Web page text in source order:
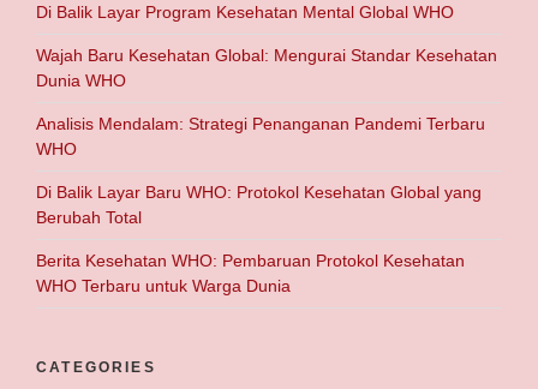
Di Balik Layar Program Kesehatan Mental Global WHO
Wajah Baru Kesehatan Global: Mengurai Standar Kesehatan
Dunia WHO
Analisis Mendalam: Strategi Penanganan Pandemi Terbaru
WHO
Di Balik Layar Baru WHO: Protokol Kesehatan Global yang
Berubah Total
Berita Kesehatan WHO: Pembaruan Protokol Kesehatan
WHO Terbaru untuk Warga Dunia
CATEGORIES